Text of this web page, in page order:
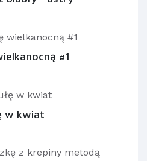
#1
w kwiat